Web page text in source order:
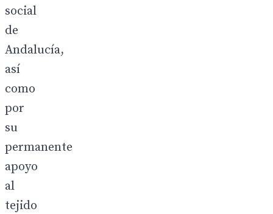
social
de
Andalucía,
así
como
por
su
permanente
apoyo
al
tejido